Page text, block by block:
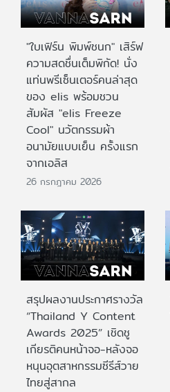
"ใบเฟิร์น พิมพ์ชนก" เสิร์ฟ
ความสดชื่นเต็มพิกัด! นั่ง
แท่นพรีเซ็นเตอร์คนล่าสุด
ของ elis พร้อมชวน
สัมผัส "elis Freeze
Cool" นวัตกรรมผ้า
อนามัยแบบเย็น ครั้งแรก
จากเอลิส
26 กรกฎาคม 2026
สรุปผลงานประกาศรางวัล
“Thailand Y Content
Awards 2025” เชิดชู
เกียรติคนหน้าจอ-หลังจอ
หนุนอุตสาหกรรมซีรีส์วาย
ไทยสู่สากล